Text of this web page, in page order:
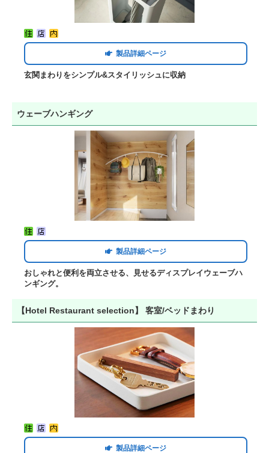
製品詳細ページ
玄関まわりをシンプル&スタイリッシュに収納
ウェーブハンギング
製品詳細ページ
おしゃれと便利を両立させる、見せるディスプレイウェーブハ
ンギング。
【Hotel Restaurant selection】 客室/ベッドまわり
製品詳細ページ